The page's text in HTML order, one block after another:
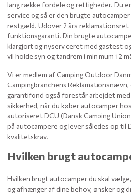
lang række fordele og rettigheder. Du
service og så er den brugte
restgæld. Udover 2 års reklamationsret
funktionsgaranti. Din brugte
klargjort og nyserviceret med gastest
vil holde syn og tandrem i minimum 12
Vi er medlem af Camping Outdoor
Campingbranchens
garantifond også forestår arbejdet med
sikkerhed, når du køber autocamper
autoriseret DCU (Dansk Camping
på autocampere og lever således op til
kvalitetskrav.
Hvilken brugt
Hvilken brugt autocamper du skal
og afhænger af dine behov, ønsker og